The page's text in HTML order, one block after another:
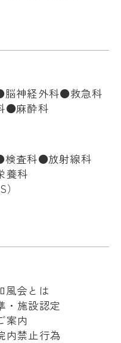
脳神経外科
救急科
麻酔科
検査科
放射線科
養科
風会とは
・施設認定
案内
内禁止行為